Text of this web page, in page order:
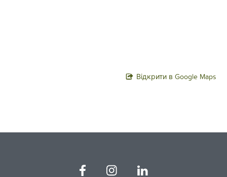
Відкрити в Google Maps